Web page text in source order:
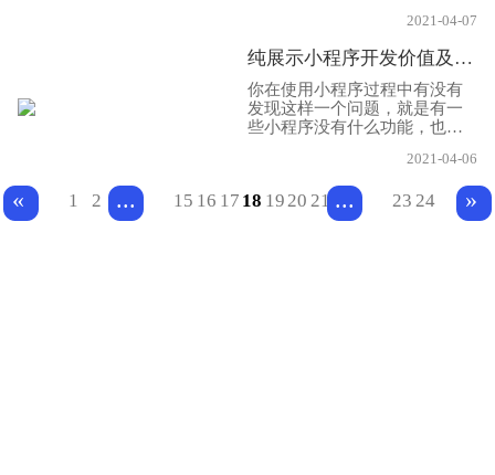
代年轻人能够接触自然的机会
也是越来越少，甚至有些人不
能正确了解自然鲜花的名字，
而鲜花识别APP开发则会为用
户提供一定的便利，用户只需
要拍照上传照片，平台就会自
动为用户识别鲜花，并且展示
相关鲜花资讯供用户浏览，让
2021-04-07
纯展示小程序开发价值及价格
你在使用小程序过程中有没有
发现这样一个问题，就是有一
些小程序没有什么功能，也没
面。其实这类小程序属于展示
型小程序，在目前的市场行情
下，大家都在朝线上营销走，
而我们的小商家店铺想要低成
2021-04-06
« 1 2 ... 15 16 17 18 1920 21 ... 23 24 »